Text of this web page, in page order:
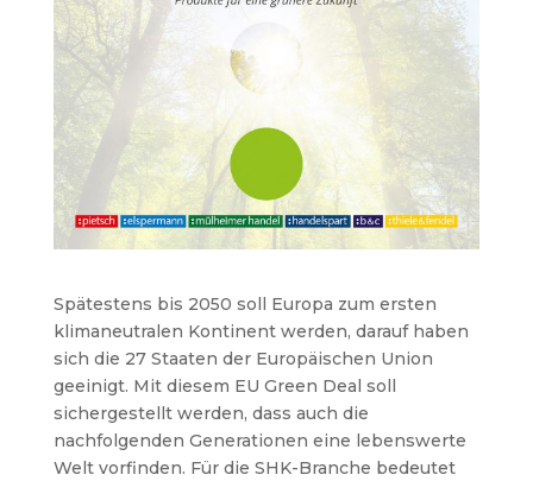
Spätestens bis 2050 soll Europa zum ersten
klimaneutralen Kontinent werden, darauf haben
sich die 27 Staaten der Europäischen Union
geeinigt. Mit diesem EU Green Deal soll
sichergestellt werden, dass auch die
nachfolgenden Generationen eine lebenswerte
Welt vorfinden. Für die SHK-Branche bedeutet